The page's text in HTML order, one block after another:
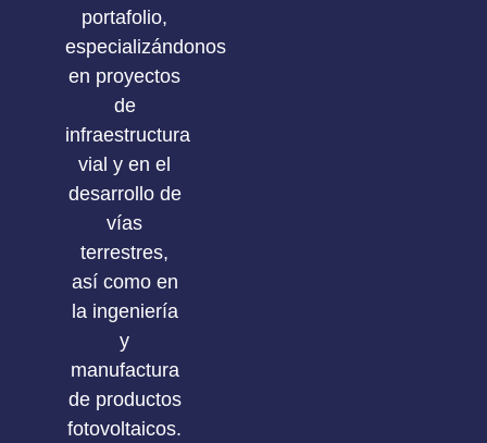
portafolio,
especializándonos
en proyectos
de
infraestructura
vial y en el
desarrollo de
vías
terrestres,
así como en
la ingeniería
y
manufactura
de productos
fotovoltaicos.